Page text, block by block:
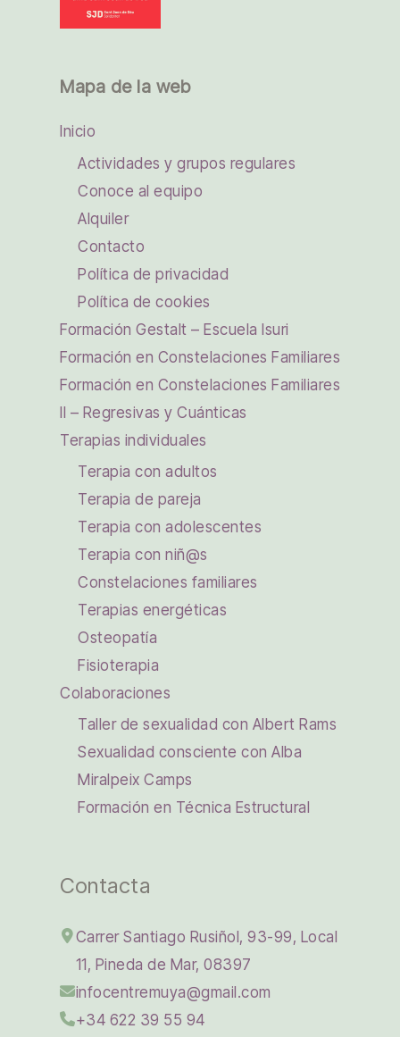
Mapa de la web
Inicio
Actividades y grupos regulares
Conoce al equipo
Alquiler
Contacto
Política de privacidad
Política de cookies
Formación Gestalt – Escuela Isuri
Formación en Constelaciones Familiares
Formación en Constelaciones Familiares
II – Regresivas y Cuánticas
Terapias individuales
Terapia con adultos
Terapia de pareja
Terapia con adolescentes
Terapia con niñ@s
Constelaciones familiares
Terapias energéticas
Osteopatía
Fisioterapia
Colaboraciones
Taller de sexualidad con Albert Rams
Sexualidad consciente con Alba
Miralpeix Camps
Formación en Técnica Estructural
Contacta
Carrer Santiago Rusiñol, 93-99, Local
11, Pineda de Mar, 08397
infocentremuya@gmail.com
+34 622 39 55 94